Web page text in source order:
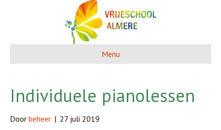
Menu
Individuele pianolessen
Door beheer | 27 juli 2019